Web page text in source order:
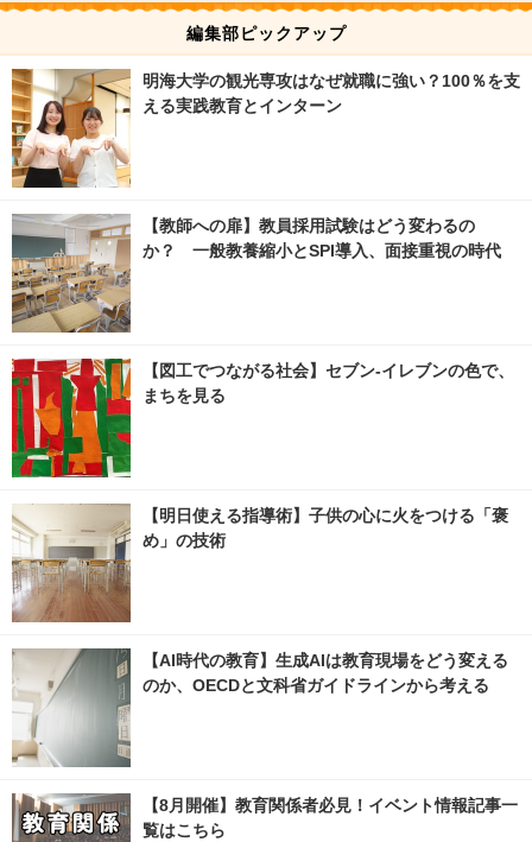
編集部ピックアップ
明海大学の観光専攻はなぜ就職に強い？100％を支
える実践教育とインターン
【教師への扉】教員採用試験はどう変わるの
か？ 一般教養縮小とSPI導入、面接重視の時代
【図工でつながる社会】セブン‐イレブンの色で、
まちを見る
【明日使える指導術】子供の心に火をつける「褒
め」の技術
【AI時代の教育】生成AIは教育現場をどう変える
のか、OECDと文科省ガイドラインから考える
【8月開催】教育関係者必見！イベント情報記事一
覧はこちら